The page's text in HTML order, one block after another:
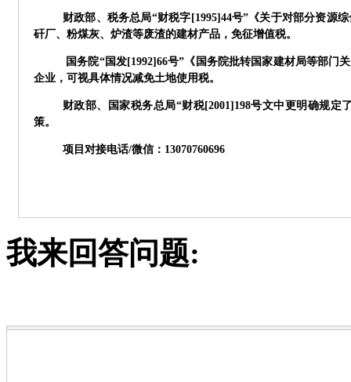
财政部、税务总局“财税字[1995]44号”《关于对部分资源
矸厂、粉煤灰、炉渣等废渣的建材产品， 免征增值税。
国务院“国发[1992]66号”《国务院批转国家建材局等部门
企业，可视具体情况减免土地使用税。
财政部、国家税务总局“财税[2001]198号文中更明确规定
策。
项目对接电话/微信：13070760696
我来回答问题: